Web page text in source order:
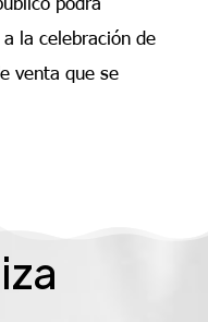
la celebración de
venta que se